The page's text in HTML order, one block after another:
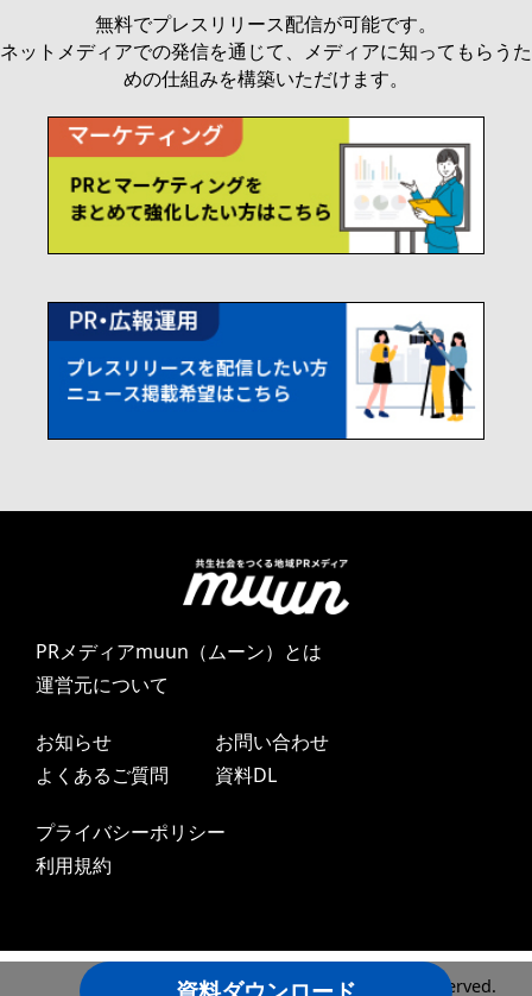
無料でプレスリリース配信が可能です。
ネットメディアでの発信を通じて、メディアに知ってもらうた
めの仕組みを構築いただけます。
PRメディアmuun（ムーン）とは
運営元について
お知らせ
よくあるご質問
お問い合わせ
資料DL
プライバシーポリシー
利用規約
Copyright ©2024 DAYONE LLC All Rights Reserved.